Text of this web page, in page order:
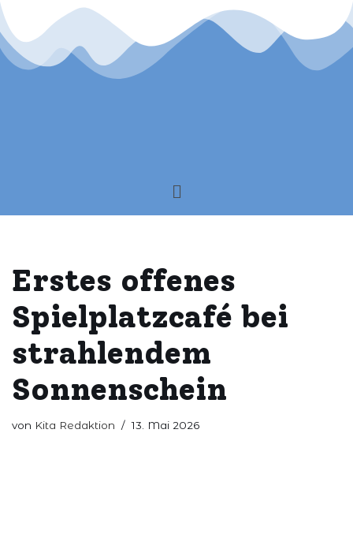
Zum
Inhalt
Erstes offenes
Spielplatzcafé bei
strahlendem
Sonnenschein
von Kita Redaktion 13. Mai 2026